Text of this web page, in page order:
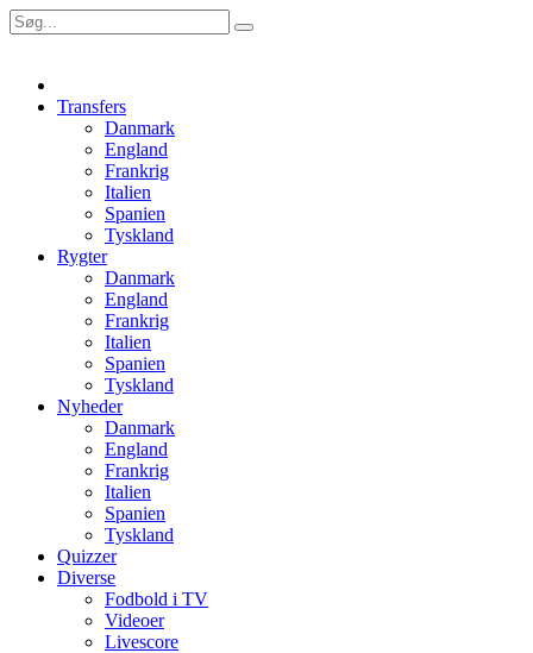
Transfers
Danmark
England
Frankrig
Italien
Spanien
Tyskland
Rygter
Danmark
England
Frankrig
Italien
Spanien
Tyskland
Nyheder
Danmark
England
Frankrig
Italien
Spanien
Tyskland
Quizzer
Diverse
Fodbold i TV
Videoer
Livescore